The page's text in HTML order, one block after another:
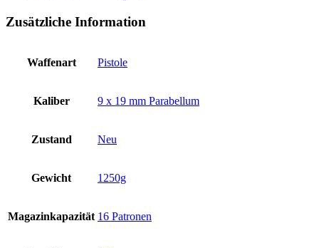
Zusätzliche Information
Waffenart Pistole
Kaliber 9 x 19 mm Parabellum
Zustand Neu
Gewicht 1250g
Magazinkapazität 16 Patronen